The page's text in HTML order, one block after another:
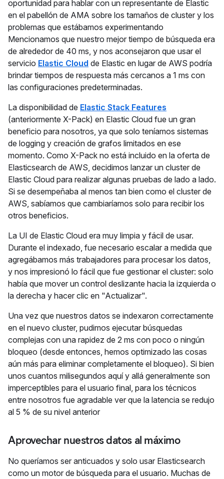
oportunidad para hablar con un representante de Elastic
en el pabellón de AMA sobre los tamaños de cluster y los
problemas que estábamos experimentando
Mencionamos que nuestro mejor tiempo de búsqueda era
de alrededor de 40 ms, y nos aconsejaron que usar el
servicio Elastic Cloud de Elastic en lugar de AWS podría
brindar tiempos de respuesta más cercanos a 1 ms con
las configuraciones predeterminadas.
La disponibilidad de Elastic Stack Features
(anteriormente X-Pack) en Elastic Cloud fue un gran
beneficio para nosotros, ya que solo teníamos sistemas
de logging y creación de grafos limitados en ese
momento. Como X-Pack no está incluido en la oferta de
Elasticsearch de AWS, decidimos lanzar un cluster de
Elastic Cloud para realizar algunas pruebas de lado a lado.
Si se desempeñaba al menos tan bien como el cluster de
AWS, sabíamos que cambiaríamos solo para recibir los
otros beneficios.
La UI de Elastic Cloud era muy limpia y fácil de usar.
Durante el indexado, fue necesario escalar a medida que
agregábamos más trabajadores para procesar los datos,
y nos impresionó lo fácil que fue gestionar el cluster: solo
había que mover un control deslizante hacia la izquierda o
la derecha y hacer clic en "Actualizar".
Una vez que nuestros datos se indexaron correctamente
en el nuevo cluster, pudimos ejecutar búsquedas
complejas con una rapidez de 2 ms con poco o ningún
bloqueo (desde entonces, hemos optimizado las cosas
aún más para eliminar completamente el bloqueo). Si bien
unos cuantos milisegundos aquí y allá generalmente son
imperceptibles para el usuario final, para los técnicos
entre nosotros fue agradable ver que la latencia se redujo
al 5 % de su nivel anterior
Aprovechar nuestros datos al máximo
No queríamos ser anticuados y solo usar Elasticsearch
como un motor de búsqueda para el usuario. Muchas de